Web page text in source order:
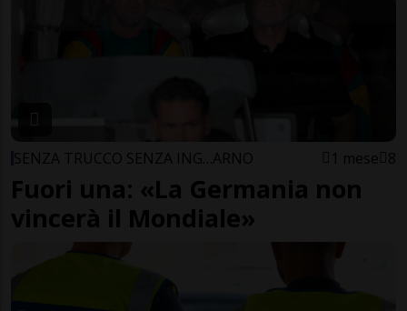
SENZA TRUCCO SENZA ING…ARNO 1 mese 8
Fuori una: «La Germania non
vincerà il Mondiale»